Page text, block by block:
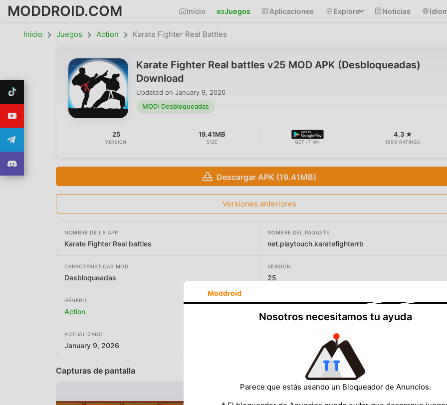
MODDROID.COM Inicio Juegos Aplicaciones Explore Noticias
Inicio Juegos Action Karate Fighter Real Battles
Karate Fighter Real battles v25 MOD APK (Desbloqueadas)
Download
Updated on January 9, 2026
MOD: Desbloqueadas
25
VERSION
19.41MB
SIZE GET IT ON
4.3 ★
1698 RATINGS
Descargar APK (19.41MB)
Versiones anteriores
NOMBRE DE LA APP
Karate Fighter Real battles
NOMBRE DEL PAQUETE
net.playtouch.karatefighterrb
CARACTERÍSTICAS MOD
Desbloqueadas
VERSIÓN
25
GÉNERO
Action PLAYTOUCH
ACTUALIZADO
January 9, 2026
Capturas de pantalla
Moddroid
Nosotros necesitamos tu ayuda
Parece que estás usando un Bloqueador de Anuncios.